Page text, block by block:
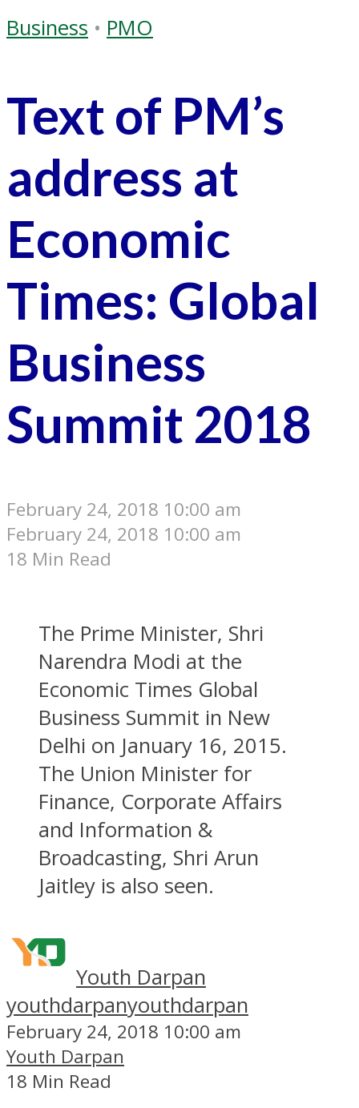
Business • PMO
Text of PM’s
address at
Economic
Times: Global
Business
Summit 2018
February 24, 2018 10:00 am
February 24, 2018 10:00 am
18 Min Read
The Prime Minister, Shri
Narendra Modi at the
Economic Times Global
Business Summit in New
Delhi on January 16, 2015.
The Union Minister for
Finance, Corporate Affairs
and Information &
Broadcasting, Shri Arun
Jaitley is also seen.
Youth Darpan
youthdarpanyouthdarpan
February 24, 2018 10:00 am
Youth Darpan
18 Min Read